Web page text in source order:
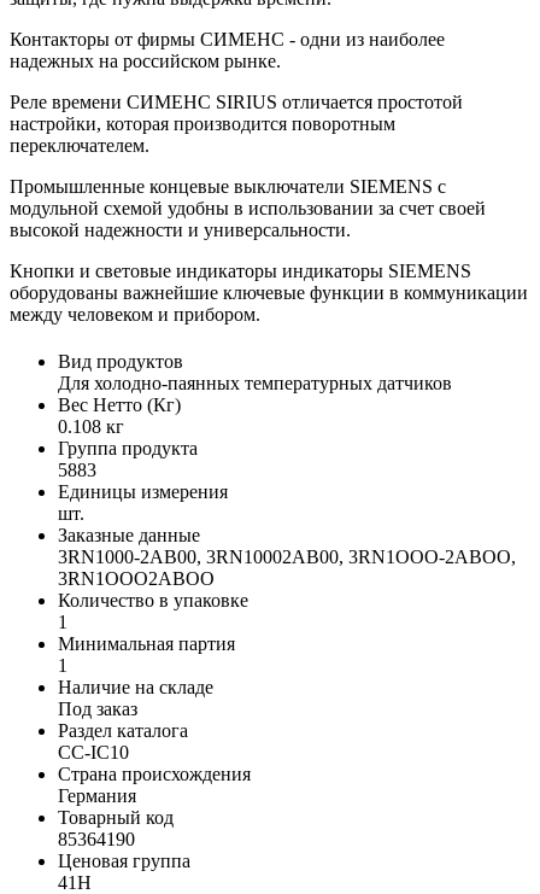
Контакторы от фирмы СИМЕНС - одни из наиболее
надежных на российском рынке.
Реле времени СИМЕНС SIRIUS отличается простотой
настройки, которая производится поворотным
переключателем.
Промышленные концевые выключатели SIEMENS с
модульной схемой удобны в использовании за счет своей
высокой надежности и универсальности.
Кнопки и световые индикаторы индикаторы SIEMENS
оборудованы важнейшие ключевые функции в коммуникации
между человеком и прибором.
Вид продуктов
Для холодно-паянных температурных датчиков
Вес Нетто (Кг)
0.108 кг
Группа продукта
5883
Единицы измерения
шт.
Заказные данные
3RN1000-2AB00, 3RN10002AB00, 3RN1OOO-2ABOO,
3RN1OOO2ABOO
Количество в упаковке
1
Минимальная партия
1
Наличие на складе
Под заказ
Раздел каталога
CC-IC10
Страна происхождения
Германия
Товарный код
85364190
Ценовая группа
41H